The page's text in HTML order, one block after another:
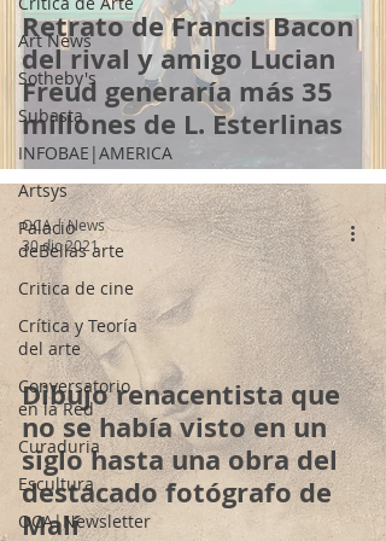
Art News
Sotheby's
Subasta
INFOBAE|AMERICA
Artsys
Palacio
deBellas arte
Critica de cine
Crítica y Teoría
del arte
Conversatorio
en la Red
Curaduria
Escultura
OCA|Newsletter
Retrato de Francis Bacon
del rival y amigo Lucian
Freud generaría más 35
millones de L. Esterlinas
Dibujo renacentista que
no se había visto en un
siglo hasta una obra del
destacado fotógrafo de
Malí
OCA | News
30 dic 2021